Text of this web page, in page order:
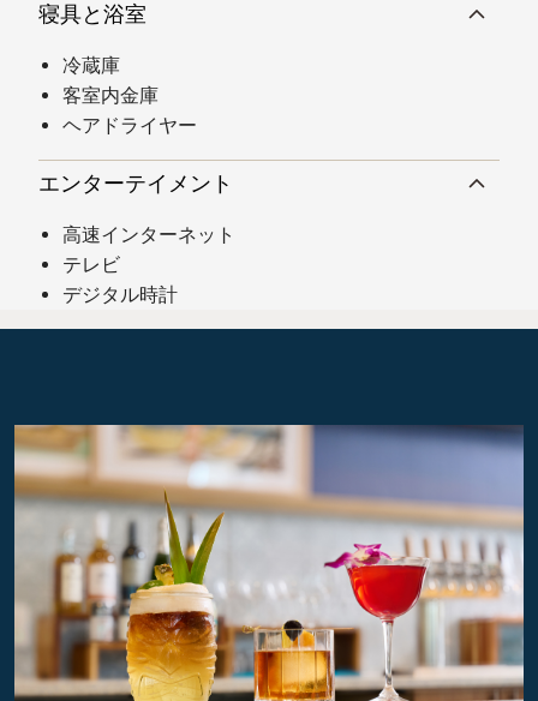
寝具と浴室
冷蔵庫
客室内金庫
ヘアドライヤー
エンターテイメント
高速インターネット
テレビ
デジタル時計